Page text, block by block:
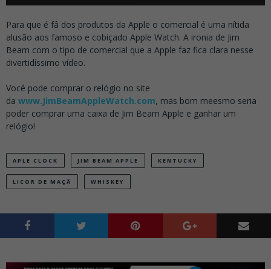
Para que é fâ dos produtos da Apple o comercial é uma nítida
alusão aos famoso e cobiçado Apple Watch. A ironia de Jim
Beam com o tipo de comercial que a Apple faz fica clara nesse
divertidíssimo vídeo.
Você pode comprar o relógio no site
da www.JimBeamAppleWatch.com, mas bom meesmo seria
poder comprar uma caixa de Jim Beam Apple e ganhar um
relógio!
APLE CLOCK JIM BEAM APPLE KENTUCKY
LICOR DE MAÇÃ WHISKEY